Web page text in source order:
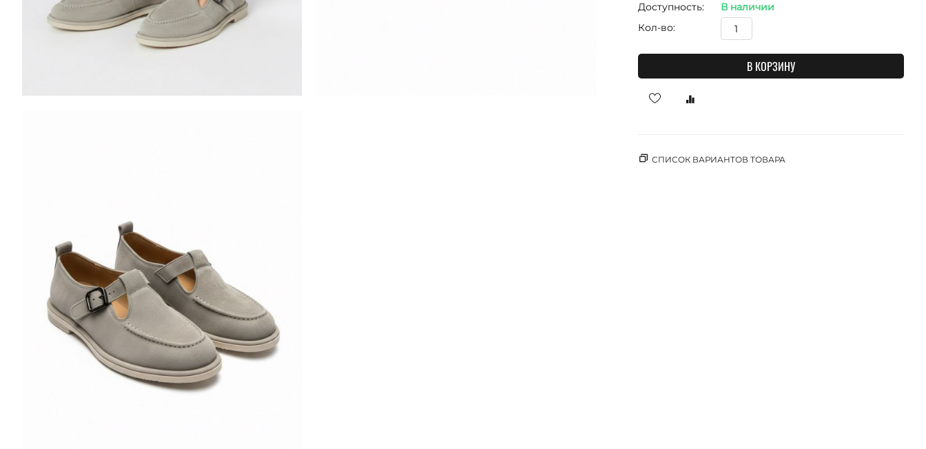
Доступность:
В наличии
Кол-во:
В КОРЗИНУ
СПИСОК ВАРИАНТОВ ТОВАРА